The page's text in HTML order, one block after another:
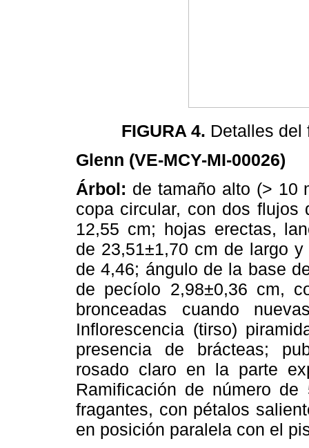
FIGURA 4. Detalles del
Glenn (VE-MCY-MI-00026)
Árbol: de tamaño alto (> 10
copa circular, con dos flujos
12,55 cm; hojas erectas,
de 23,51±1,70 cm de largo
de 4,46; ángulo de la base
de pecíolo 2,98±0,36 cm,
bronceadas cuando
Inflorescencia (tirso)
presencia de brácteas;
rosado claro en la parte
Ramificación de número de
fragantes, con pétalos
en posición paralela con el